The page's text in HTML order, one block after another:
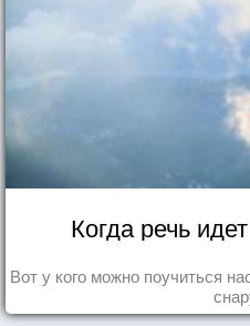
Когда речь
Вот у кого можно поучиться